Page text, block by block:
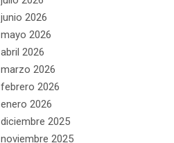
junio 2026
mayo 2026
abril 2026
marzo 2026
febrero 2026
enero 2026
diciembre 2025
noviembre 2025